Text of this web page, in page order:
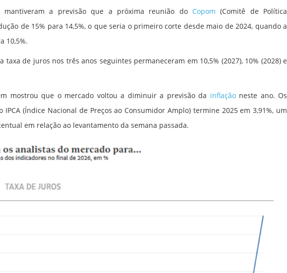
mantiveram a previsão que a próxima reunião do Copom (Comitê de Política
de 15% para 14,5%, o que seria o primeiro corte desde maio de 2024, quando a
10,5%.
taxa de juros nos três anos seguintes permaneceram em 10,5% (2027), 10% (2028) e
mostrou que o mercado voltou a diminuir a previsão da inflaçãoneste ano. Os
IPCA (Índice Nacional de Preços ao Consumidor Amplo) termine 2025 em 3,91%, um
em relação ao levantamento da semana passada.